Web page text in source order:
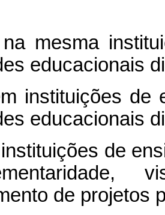
mesma
educacionais
instituições de
educacionais
de
de projetos